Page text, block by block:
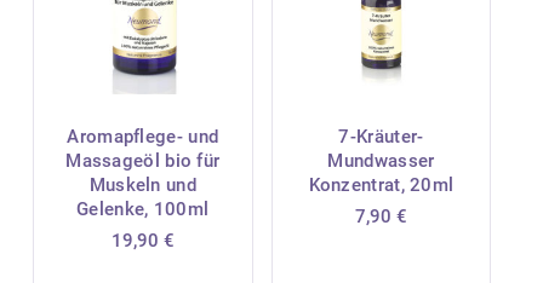
Aromapflege- und
Massageöl bio für
Muskeln und
Gelenke, 100ml
19,90 €
7-Kräuter-
Mundwasser
Konzentrat, 20ml
7,90 €